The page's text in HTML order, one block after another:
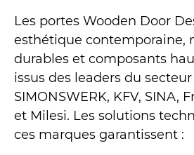
Les portes Wooden Door
esthétique contemporaine,
durables et composants
issus des leaders du secteur
SIMONSWERK, KFV, SINA,
et Milesi. Les solutions
ces marques garantissent :